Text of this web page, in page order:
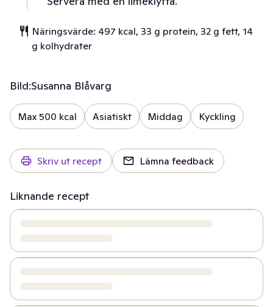
Näringsvärde: 497 kcal, 33 g protein, 32 g fett, 14
g kolhydrater
Bild:Susanna Blåvarg
Max 500 kcal Asiatiskt Middag Kyckling
Skriv ut recept Lämna feedback
Liknande recept